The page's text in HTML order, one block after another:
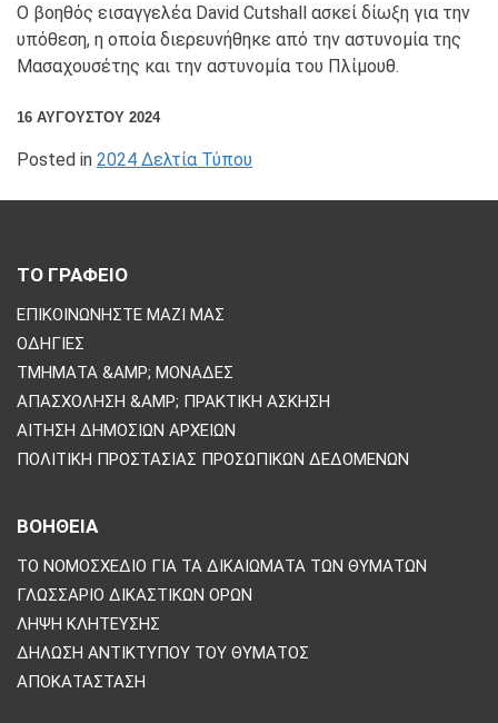
Ο βοηθός εισαγγελέα David Cutshall ασκεί δίωξη για την
υπόθεση, η οποία διερευνήθηκε από την αστυνομία της
Μασαχουσέτης και την αστυνομία του Πλίμουθ.
16 ΑΥΓΟΎΣΤΟΥ 2024
Posted in 2024 Δελτία Τύπου
ΤΟ ΓΡΑΦΕΙΟ
ΕΠΙΚΟΙΝΩΝΗΣΤΕ ΜΑΖΙ ΜΑΣ
ΟΔΗΓΊΕΣ
ΤΜΉΜΑΤΑ &AMP; ΜΟΝΆΔΕΣ
ΑΠΑΣΧΌΛΗΣΗ &AMP; ΠΡΑΚΤΙΚΉ ΆΣΚΗΣΗ
ΑΊΤΗΣΗ ΔΗΜΌΣΙΩΝ ΑΡΧΕΊΩΝ
ΠΟΛΙΤΙΚΗ ΠΡΟΣΤΑΣΙΑΣ ΠΡΟΣΩΠΙΚΩΝ ΔΕΔΟΜΕΝΩΝ
ΒΟΗΘΕΙΑ
ΤΟ ΝΟΜΟΣΧΈΔΙΟ ΓΙΑ ΤΑ ΔΙΚΑΙΏΜΑΤΑ ΤΩΝ ΘΥΜΆΤΩΝ
ΓΛΩΣΣΆΡΙΟ ΔΙΚΑΣΤΙΚΏΝ ΌΡΩΝ
ΛΉΨΗ ΚΛΉΤΕΥΣΗΣ
ΔΉΛΩΣΗ ΑΝΤΙΚΤΎΠΟΥ ΤΟΥ ΘΎΜΑΤΟΣ
ΑΠΟΚΑΤΆΣΤΑΣΗ